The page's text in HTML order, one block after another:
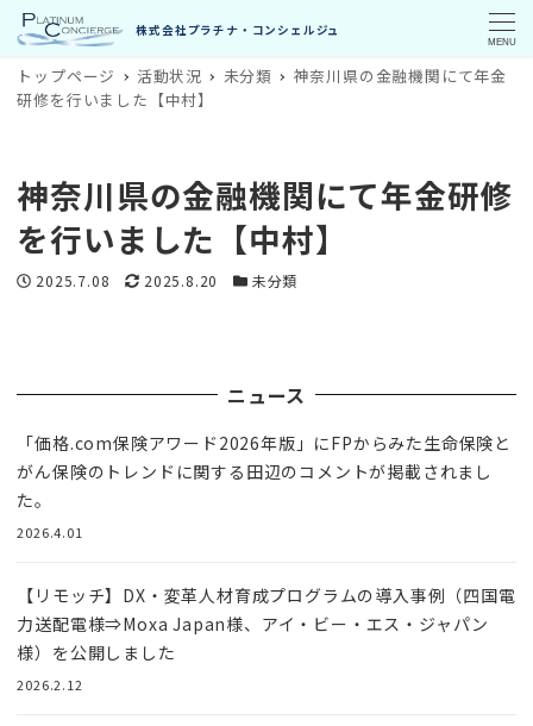
MENU
トップページ 活動状況 未分類
神奈川県の金融機関にて年金
研修を行いました【中村】
神奈川県の金融機関にて年金研修
を行いました【中村】
投稿日
2025.7.08 更新日
2025.8.20 カテゴリー
未分類
ニュース
「価格.com保険アワード2026年版」にFPからみた生命保険と
がん保険のトレンドに関する田辺のコメントが掲載されまし
た。
2026.4.01
【リモッチ】DX・変革人材育成プログラムの導入事例（四国電
力送配電様⇒Moxa Japan様、アイ・ビー・エス・ジャパン
様）を公開しました
2026.2.12